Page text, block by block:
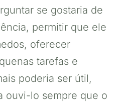
se gostaria de
permitir que ele
oferecer
tarefas e
poderia ser útil,
ouvi-lo sempre que o